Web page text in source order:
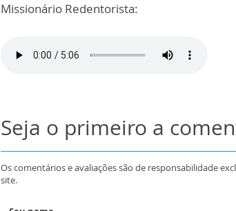
Missionário Redentorista:
Seja o primeiro a
Os comentários e avaliações são de responsabilidade
site.